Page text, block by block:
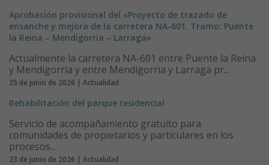
Aprobación provisional del «Proyecto de trazado de
ensanche y mejora de la carretera NA-601. Tramo: Puente
la Reina – Mendigorria – Larraga»
Actualmente la carretera NA-601 entre Puente la Reina
y Mendigorria y entre Mendigorria y Larraga pr...
25 de junio de 2026 | Actualidad
Rehabilitación del parque residencial
Servicio de acompañamiento gratuito para
comunidades de propietarios y particulares en los
procesos...
23 de junio de 2026 | Actualidad